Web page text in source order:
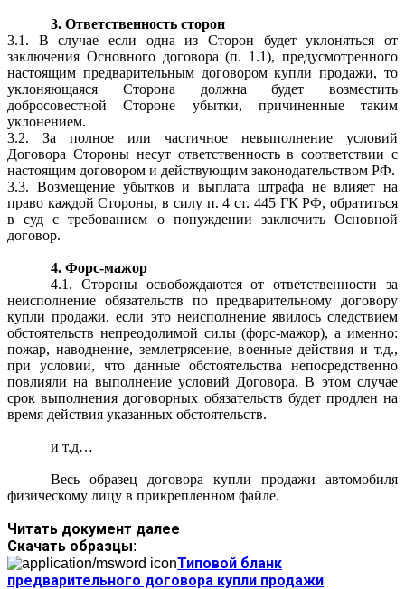
3. Ответственность сторон
3.1. В случае если одна из Сторон будет уклоняться от
заключения Основного договора (п. 1.1), предусмотренного
настоящим предварительным договором купли продажи, то
уклоняющаяся Сторона должна будет возместить
добросовестной Стороне убытки, причиненные таким
уклонением.
3.2. За полное или частичное невыполнение условий
Договора Стороны несут ответственность в соответствии с
настоящим договором и действующим законодательством РФ.
3.3. Возмещение убытков и выплата штрафа не влияет на
право каждой Стороны, в силу п. 4 ст. 445 ГК РФ, обратиться
в суд с требованием о понуждении заключить Основной
договор.
4. Форс-мажор
4.1. Стороны освобождаются от ответственности за
неисполнение обязательств по предварительному договору
купли продажи, если это неисполнение явилось следствием
обстоятельств непреодолимой силы (форс-мажор), а именно:
пожар, наводнение, землетрясение, военные действия и т.д.,
при условии, что данные обстоятельства непосредственно
повлияли на выполнение условий Договора. В этом случае
срок выполнения договорных обязательств будет продлен на
время действия указанных обстоятельств.
и т.д…
Весь образец договора купли продажи автомобиля
физическому лицу в прикрепленном файле.
Читать документ далее
Скачать образцы:
Типовой бланк
предварительного договора купли продажи